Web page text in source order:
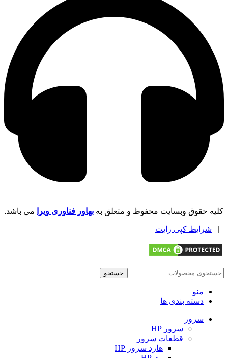
کلیه حقوق وبسایت محفوظ و متعلق به بهاور فناوری ویرا می باشد.
شرایط کپی رایت
جستجو
منو
دسته بندی ها
سرور
سرور HP
قطعات سرور
هارد سرور HP